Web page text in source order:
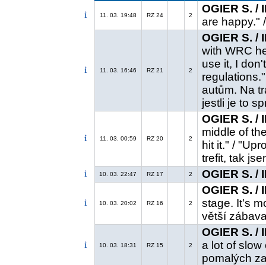
11. 03. 19:48 RZ 24 2
OGIER S. /
are happy."
11. 03. 16:46 RZ 21 2
OGIER S. /
with WRC
use it, I
autům. Na
jestli je to
11. 03. 00:59 RZ 20 2
OGIER S. /
middle of
hit it." /
trefit, tak
10. 03. 22:47 RZ 17 2 OGIER S. /
10. 03. 20:02 RZ 16 2
OGIER S. /
stage. It's
větší
10. 03. 18:31 RZ 15 2
OGIER S. /
a lot of slow
pomalých